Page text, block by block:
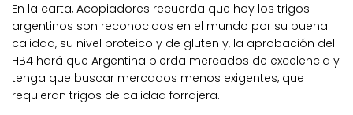
En la carta, Acopiadores recuerda que hoy los trigos
argentinos son reconocidos en el mundo por su buena
calidad, su nivel proteico y de gluten y, la aprobación del
HB4 hará que Argentina pierda mercados de excelencia y
tenga que buscar mercados menos exigentes, que
requieran trigos de calidad forrajera.